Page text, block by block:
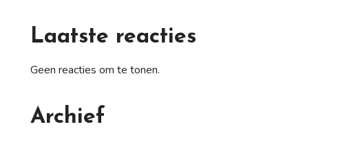
Laatste reacties
Geen reacties om te tonen.
Archief